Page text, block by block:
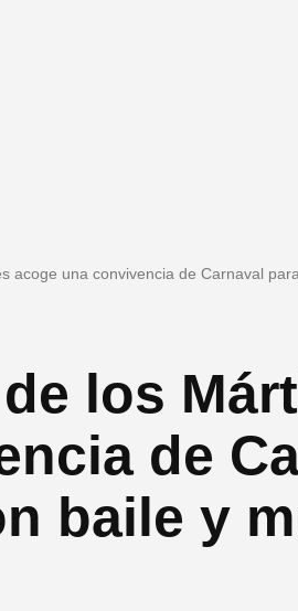
acoge una convivencia de Carnaval
los
de
baile y